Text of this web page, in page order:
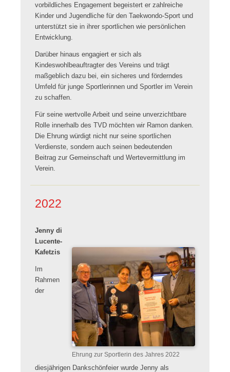
vorbildliches Engagement begeistert er zahlreiche
Kinder und Jugendliche für den Taekwondo-Sport und
unterstützt sie in ihrer sportlichen wie persönlichen
Entwicklung.
Darüber hinaus engagiert er sich als
Kindeswohlbeauftragter des Vereins und trägt
maßgeblich dazu bei, ein sicheres und förderndes
Umfeld für junge Sportlerinnen und Sportler im Verein
zu schaffen.
Für seine wertvolle Arbeit und seine unverzichtbare
Rolle innerhalb des TVD möchten wir Ramon danken.
Die Ehrung würdigt nicht nur seine sportlichen
Verdienste, sondern auch seinen bedeutenden
Beitrag zur Gemeinschaft und Wertevermittlung im
Verein.
2022
Ehrung zur Sportlerin des Jahres 2022
Jenny di
Lucente-
Kafetzis
Im
Rahmen
der
diesjährigen Dankschönfeier wurde Jenny als